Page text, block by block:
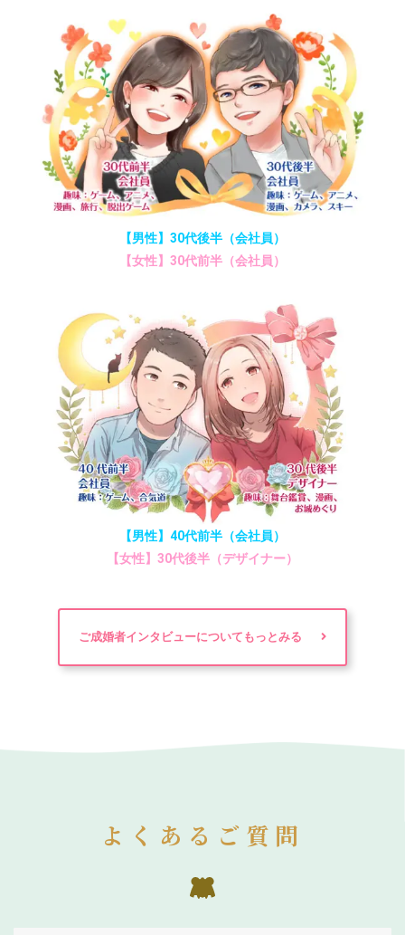
【男性】30代後半（会社員）
【女性】30代前半（会社員）
【男性】40代前半（会社員）
【女性】30代後半（デザイナー）
ご成婚者インタビューについてもっとみる
よくあるご質問